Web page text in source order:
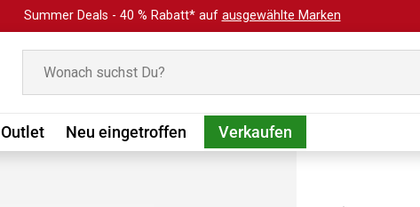
Summer Deals - 40 % Rabatt* auf ausgewählte Marken
Outlet Neu eingetroffen Verkaufen